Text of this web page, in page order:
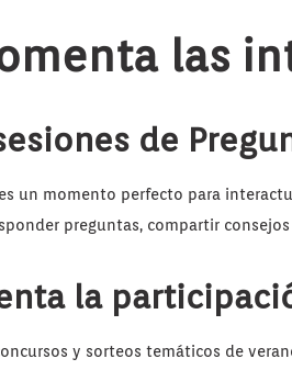
las
de
un momento perfecto para
preguntas, compartir
la
y sorteos temáticos de